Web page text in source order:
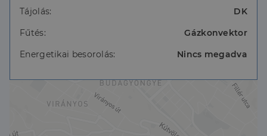
Tájolás:
DK
Fűtés:
Gázkonvektor
Energetikai besorolás:
Nincs megadva